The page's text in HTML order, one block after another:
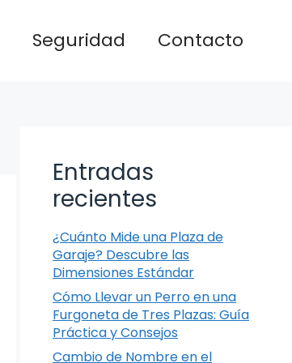
Seguridad Contacto
Entradas
recientes
¿Cuánto Mide una Plaza de
Garaje? Descubre las
Dimensiones Estándar
Cómo Llevar un Perro en una
Furgoneta de Tres Plazas: Guía
Práctica y Consejos
Cambio de Nombre en el